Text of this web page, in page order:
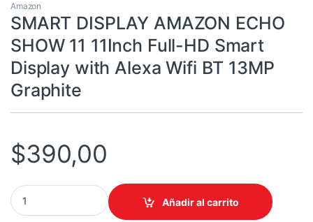
Amazon
SMART DISPLAY AMAZON ECHO
SHOW 11 11Inch Full-HD Smart
Display with Alexa Wifi BT 13MP
Graphite
$390,00
SMART DISPLAY AMAZON ECHO SHOW 11 11Inch Full-HD
Añadir al carrito